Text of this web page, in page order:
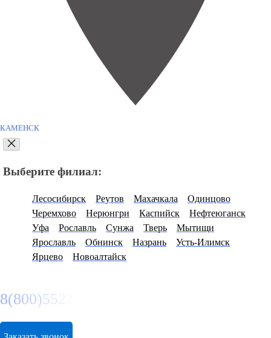
КАМЕНСК
Выберите филиал:
Лесосибирск Реутов Махачкала
Одинцово
Черемхово
Нерюнгри Каспийск
Нефтеюганск
Уфа
Рославль Сунжа Тверь
Мытищи
Ярославль
Обнинск Назрань
Усть-Илимск
Ярцево
Новоалтайск
8(800)5527584